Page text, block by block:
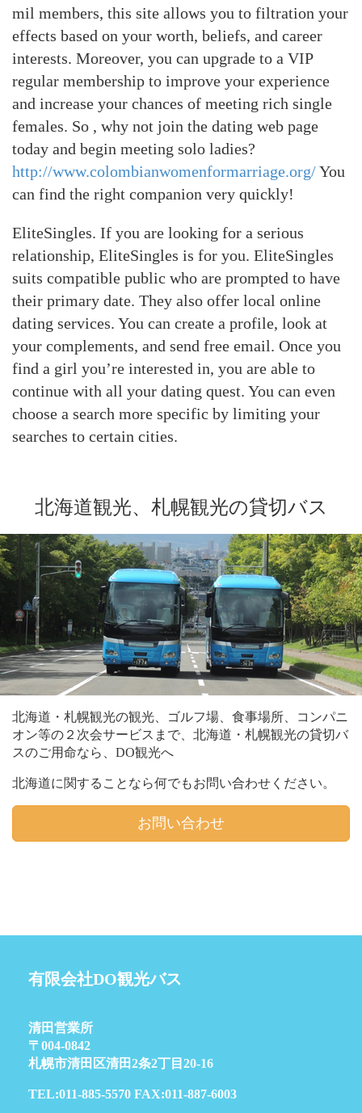
mil members, this site allows you to filtration your
effects based on your worth, beliefs, and career
interests. Moreover, you can upgrade to a VIP
regular membership to improve your experience
and increase your chances of meeting rich single
females. So , why not join the dating web page
today and begin meeting solo ladies?
http://www.colombianwomenformarriage.org/You
can find the right companion very quickly!
EliteSingles. If you are looking for a serious
relationship, EliteSingles is for you. EliteSingles
suits compatible public who are prompted to have
their primary date. They also offer local online
dating services. You can create a profile, look at
your complements, and send free email. Once you
find a girl you’re interested in, you are able to
continue with all your dating quest. You can even
choose a search more specific by limiting your
searches to certain cities.
北海道観光、札幌観光の貸切バス
北海道・札幌観光の観光、ゴルフ場、食事場所、コンパニ
オン等の２次会サービスまで、北海道・札幌観光の貸切バ
スのご用命なら、DO観光へ
北海道に関することなら何でもお問い合わせください。
お問い合わせ
有限会社DO観光バス
清田営業所
〒004-0842
札幌市清田区清田2条2丁目20-16
TEL:011-885-5570 FAX:011-887-6003